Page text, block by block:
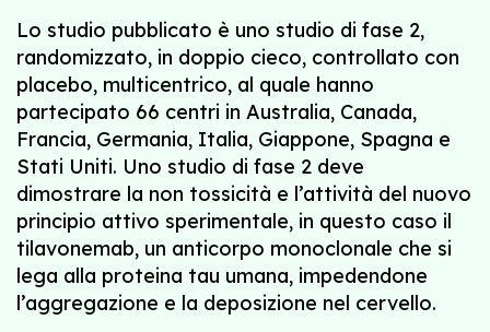
Lo studio pubblicato è uno studio di fase 2,
randomizzato, in doppio cieco, controllato con
placebo, multicentrico, al quale hanno
partecipato 66 centri in Australia, Canada,
Francia, Germania, Italia, Giappone, Spagna e
Stati Uniti. Uno studio di fase 2 deve
dimostrare la non tossicità e l’attività del nuovo
principio attivo sperimentale, in questo caso il
tilavonemab, un anticorpo monoclonale che si
lega alla proteina tau umana, impedendone
l’aggregazione e la deposizione nel cervello.